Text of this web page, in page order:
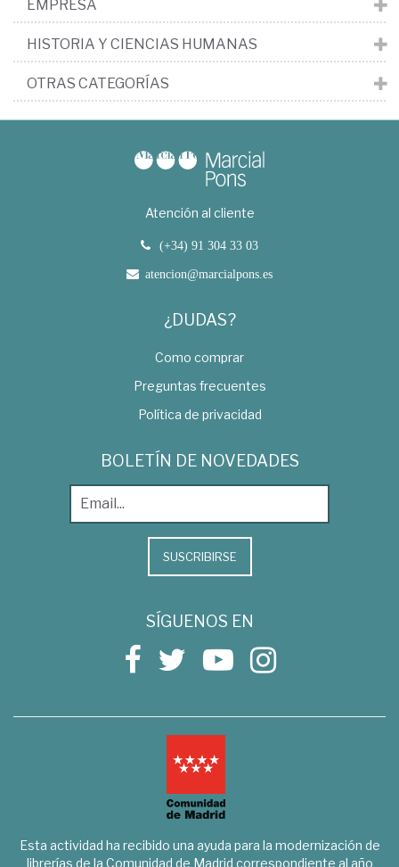
EMPRESA
HISTORIA Y CIENCIAS HUMANAS
OTRAS CATEGORÍAS
Atención al cliente
(+34) 91 304 33 03
atencion@marcialpons.es
¿DUDAS?
Como comprar
Preguntas frecuentes
Política de privacidad
BOLETÍN DE NOVEDADES
SUSCRIBIRSE
SÍGUENOS EN
Esta actividad ha recibido una ayuda para la modernización de
librerías de la Comunidad de Madrid correspondiente al año